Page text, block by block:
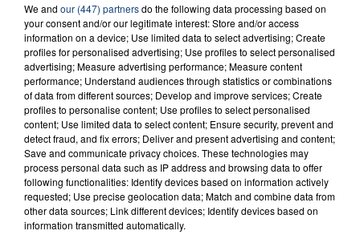
23 juillet 2026
INCENDIE MORTEL À LENS : UNE FEMME ET
SON BÉBÉ ENTRE LA VIE ET LA...
Un homme s'est immolé par le feu après avoir
aspergé sa compagne et leur bébé de trois mois
d'un liquide inflammable.
We and our (447) partnersdo the following data processing based on
your consent and/or our legitimate interest: Store and/or access
information on a device; Use limited data to select advertising; Create
profiles for personalised advertising; Use profiles to select personalised
advertising; Measure advertising performance; Measure content
performance; Understand audiences through statistics or combinations
of data from different sources; Develop and improve services; Create
profiles to personalise content; Use profiles to select personalised
content; Use limited data to select content; Ensure security, prevent and
detect fraud, and fix errors; Deliver and present advertising and content;
Save and communicate privacy choices. These technologies may
process personal data such as IP address and browsing data to offer
following functionalities: Identify devices based on information actively
requested; Use precise geolocation data; Match and combine data from
other data sources; Link different devices; Identify devices based on
information transmitted automatically.